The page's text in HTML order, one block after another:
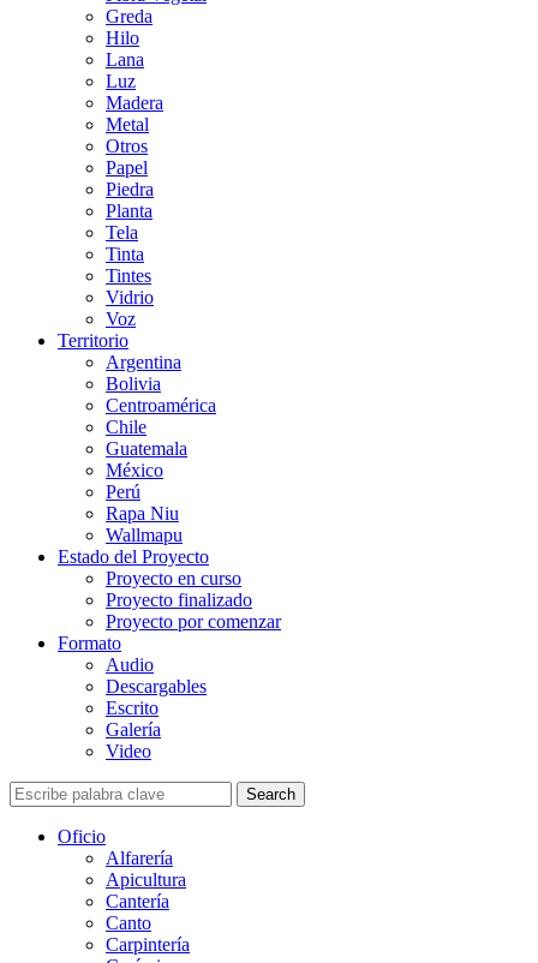
Greda
Hilo
Lana
Luz
Madera
Metal
Otros
Papel
Piedra
Planta
Tela
Tinta
Tintes
Vidrio
Voz
Territorio
Argentina
Bolivia
Centroamérica
Chile
Guatemala
México
Perú
Rapa Niu
Wallmapu
Estado del Proyecto
Proyecto en curso
Proyecto finalizado
Proyecto por comenzar
Formato
Audio
Descargables
Escrito
Galería
Video
Search
Oficio
Alfarería
Apicultura
Cantería
Canto
Carpintería